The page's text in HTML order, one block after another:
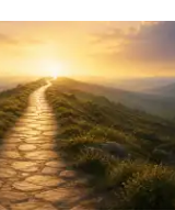
departure is for the
because the Holy Spirit
is not merely a force
Person who desires to
us, and help us live
with God.